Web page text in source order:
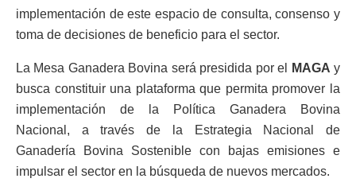
implementación de este espacio de consulta, consenso y
toma de decisiones de beneficio para el sector.
La Mesa Ganadera Bovina será presidida por el MAGA y
busca constituir una plataforma que permita promover la
implementación de la Política Ganadera Bovina
Nacional, a través de la Estrategia Nacional de
Ganadería Bovina Sostenible con bajas emisiones e
impulsar el sector en la búsqueda de nuevos mercados.